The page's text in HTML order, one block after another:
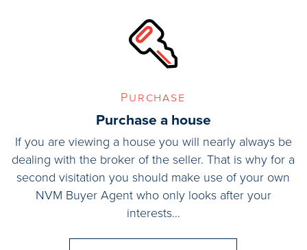
Purchase
Purchase a house
If you are viewing a house you will nearly always be
dealing with the broker of the seller. That is why for a
second visitation you should make use of your own
NVM Buyer Agent who only looks after your
interests…